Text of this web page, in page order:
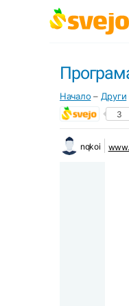
Начало – Други
3
nqkoi